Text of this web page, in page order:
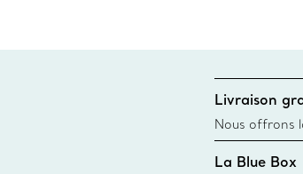
Livraison
Nous offrons
toutes les
canadien et
La Blue Box